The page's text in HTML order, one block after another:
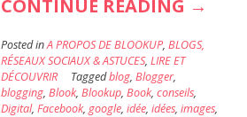
CONTINUE READING «
DE
→
Posted inA PROPOS DE BLOOKUP, BLOGS,
RÉSEAUX SOCIAUX & ASTUCES, LIRE ET
DÉCOUVRIR
Taggedblog, Blogger,
blogging, Blook, Blookup, Book, conseils,
Digital, Facebook, google, idée, idées, images,